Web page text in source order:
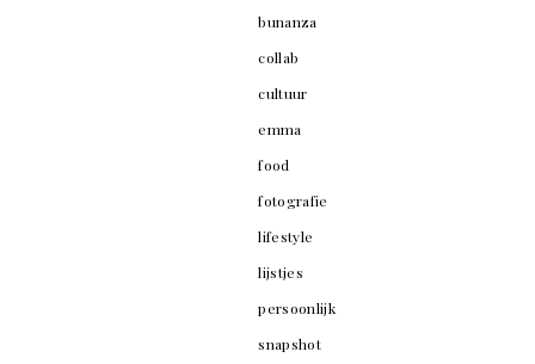
bunanza
collab
cultuur
emma
food
fotografie
lifestyle
lijstjes
persoonlijk
snapshot